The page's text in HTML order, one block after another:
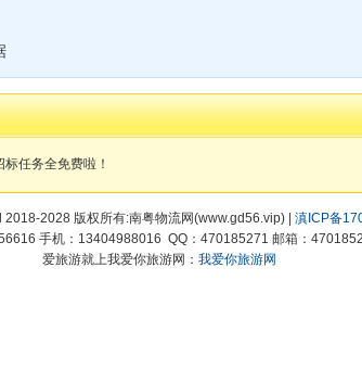
标任务全免费啦！
2028 版权所有:南粤物流网(www.gd56.vip) | 滇ICP备
手机：13404988016 QQ：470185271 邮箱：
爱旅游就上我爱你旅游网： 我爱你旅游网